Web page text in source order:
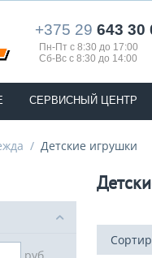
+375 29 643 30
Пн-Пт с 8:30 до 17:00
Сб-Вс с 8:30 до 14:00
СЕРВИСНЫЙ ЦЕНТР
/ Детские игрушки
руб.